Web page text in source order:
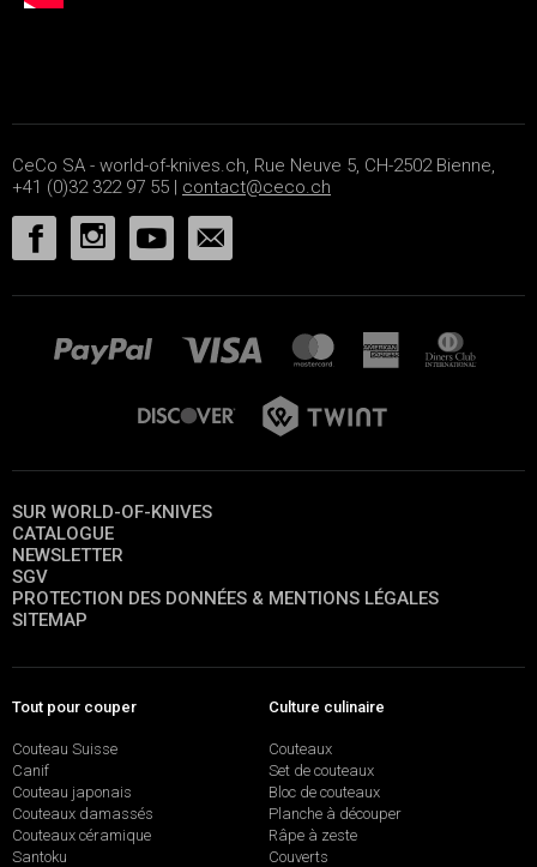
CeCo SA - world-of-knives.ch, Rue Neuve 5, CH-2502 Bienne,
+41 (0)32 322 97 55 | contact@ceco.ch
SUR WORLD-OF-KNIVES
CATALOGUE
NEWSLETTER
SGV
PROTECTION DES DONNÉES & MENTIONS LÉGALES
SITEMAP
Tout pour couper
Couteau Suisse
Canif
Couteau japonais
Couteaux damassés
Couteaux céramique
Santoku
Culture culinaire
Couteaux
Set de couteaux
Bloc de couteaux
Planche à découper
Râpe à zeste
Couverts